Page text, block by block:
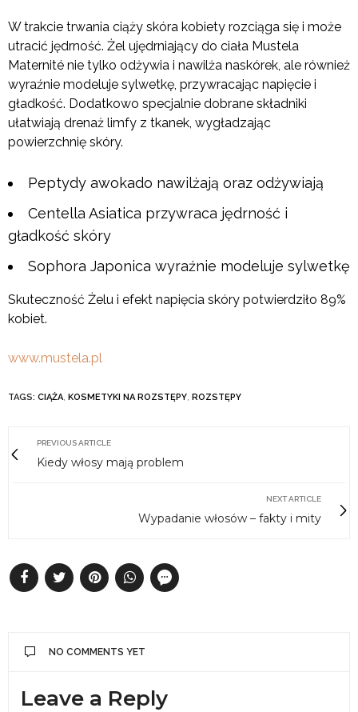
W trakcie trwania ciąży skóra kobiety rozciąga się i może
utracić jędrność. Żel ujędrniający do ciała Mustela
Maternité nie tylko odżywia i nawilża naskórek, ale również
wyraźnie modeluje sylwetkę, przywracając napięcie i
gładkość. Dodatkowo specjalnie dobrane składniki
ułatwiają drenaż limfy z tkanek, wygładzając
powierzchnię skóry.
Peptydy awokado nawilżają oraz odżywiają
Centella Asiatica przywraca jędrność i
gładkość skóry
Sophora Japonica wyraźnie modeluje sylwetkę
Skuteczność Żelu i efekt napięcia skóry potwierdziło 89%
kobiet.
www.mustela.pl
TAGS: CIĄŻA KOSMETYKI NA ROZSTĘPY ROZSTĘPY
PREVIOUS ARTICLE
Kiedy włosy mają problem
NEXT ARTICLE
Wypadanie włosów – fakty i mity
NO COMMENTS YET
Leave a Reply